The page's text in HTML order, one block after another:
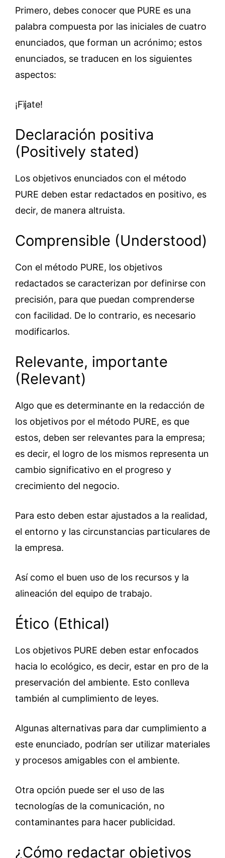
Primero, debes conocer que PURE es una
palabra compuesta por las iniciales de cuatro
enunciados, que forman un acrónimo; estos
enunciados, se traducen en los siguientes
aspectos:
¡Fïjate!
Declaración positiva
(Positively stated)
Los objetivos enunciados con el método
PURE deben estar redactados en positivo, es
decir, de manera altruista.
Comprensible (Understood)
Con el método PURE, los objetivos
redactados se caracterizan por definirse con
precisión, para que puedan comprenderse
con facilidad. De lo contrario, es necesario
modificarlos.
Relevante, importante
(Relevant)
Algo que es determinante en la redacción de
los objetivos por el método PURE, es que
estos, deben ser relevantes para la empresa;
es decir, el logro de los mismos representa un
cambio significativo en el progreso y
crecimiento del negocio.
Para esto deben estar ajustados a la realidad,
el entorno y las circunstancias particulares de
la empresa.
Así como el buen uso de los recursos y la
alineación del equipo de trabajo.
Ético (Ethical)
Los objetivos PURE deben estar enfocados
hacia lo ecológico, es decir, estar en pro de la
preservación del ambiente. Esto conlleva
también al cumplimiento de leyes.
Algunas alternativas para dar cumplimiento a
este enunciado, podrían ser utilizar materiales
y procesos amigables con el ambiente.
Otra opción puede ser el uso de las
tecnologías de la comunicación, no
contaminantes para hacer publicidad.
¿Cómo redactar objetivos